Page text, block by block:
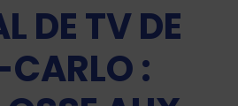
DE TV DE
: